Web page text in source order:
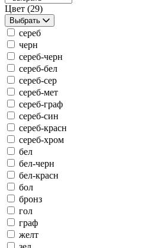
Цвет (29)
Выбрать
сереб
черн
сереб-черн
сереб-бел
сереб-сер
сереб-мет
сереб-граф
сереб-син
сереб-красн
сереб-хром
бел
бел-черн
бел-красн
бол
бронз
гол
граф
желт